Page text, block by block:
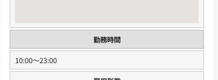
勤務時間
10:00〜23:00